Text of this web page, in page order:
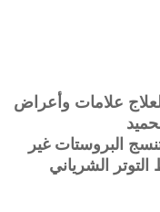
علامات وأعراض
البروستات غير
الشرياني